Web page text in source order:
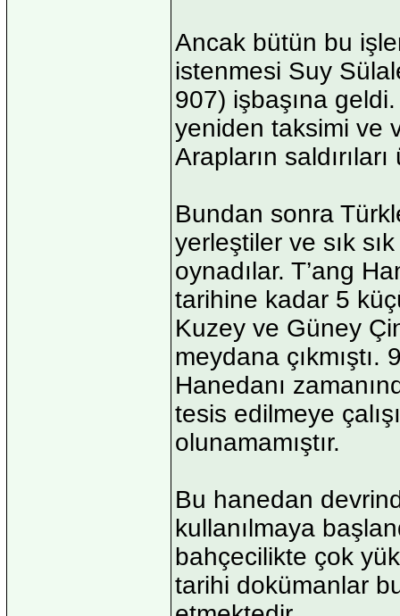
Ancak bütün bu
istenmesi Suy
907) işbaşına
yeniden taksimi ve
Arapların
Bundan sonra
yerleştiler ve sık
oynadılar. T’ang
tarihine kadar 5
Kuzey ve Güney
meydana
Hanedanı
tesis edilmeye
olunamamıştır.
Bu hanedan
kullanılmaya
bahçecilikte çok
tarihi dokümanlar